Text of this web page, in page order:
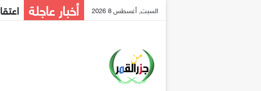
السبت, أغسطس 8 2026 أخبار عاجلة